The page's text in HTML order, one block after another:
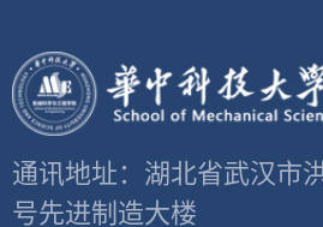
通讯地址：湖北省武汉市
号先进制造大楼